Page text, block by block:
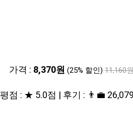
가격 : 8,370원 (25% 할인) 11,160
평점 : ★ 5.0점 | 후기 : 👨‍💼